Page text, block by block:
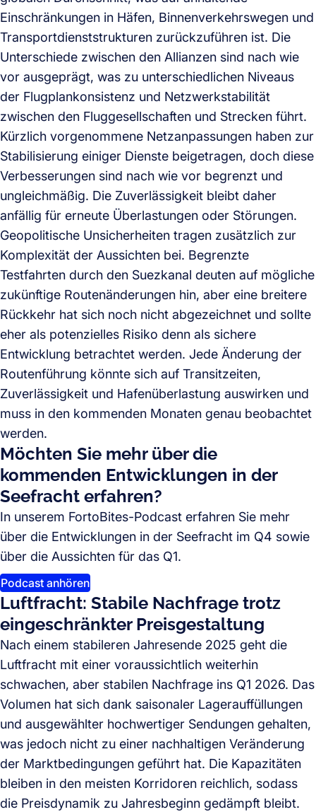
Einschränkungen in Häfen, Binnenverkehrswegen und
Transportdienststrukturen zurückzuführen ist. Die
Unterschiede zwischen den Allianzen sind nach wie
vor ausgeprägt, was zu unterschiedlichen Niveaus
der Flugplankonsistenz und Netzwerkstabilität
zwischen den Fluggesellschaften und Strecken führt.
Kürzlich vorgenommene Netzanpassungen haben zur
Stabilisierung einiger Dienste beigetragen, doch diese
Verbesserungen sind nach wie vor begrenzt und
ungleichmäßig. Die Zuverlässigkeit bleibt daher
anfällig für erneute Überlastungen oder Störungen.
Geopolitische Unsicherheiten tragen zusätzlich zur
Komplexität der Aussichten bei. Begrenzte
Testfahrten durch den Suezkanal deuten auf mögliche
zukünftige Routenänderungen hin, aber eine breitere
Rückkehr hat sich noch nicht abgezeichnet und sollte
eher als potenzielles Risiko denn als sichere
Entwicklung betrachtet werden. Jede Änderung der
Routenführung könnte sich auf Transitzeiten,
Zuverlässigkeit und Hafenüberlastung auswirken und
muss in den kommenden Monaten genau beobachtet
werden.
Möchten Sie mehr über die
kommenden Entwicklungen in der
Seefracht erfahren?
In unserem FortoBites-Podcast erfahren Sie mehr
über die Entwicklungen in der Seefracht im Q4 sowie
über die Aussichten für das Q1.
Podcast anhören
Luftfracht: Stabile Nachfrage trotz
eingeschränkter Preisgestaltung
Nach einem stabileren Jahresende 2025 geht die
Luftfracht mit einer voraussichtlich weiterhin
schwachen, aber stabilen Nachfrage ins Q1 2026. Das
Volumen hat sich dank saisonaler Lagerauffüllungen
und ausgewählter hochwertiger Sendungen gehalten,
was jedoch nicht zu einer nachhaltigen Veränderung
der Marktbedingungen geführt hat. Die Kapazitäten
bleiben in den meisten Korridoren reichlich, sodass
die Preisdynamik zu Jahresbeginn gedämpft bleibt.